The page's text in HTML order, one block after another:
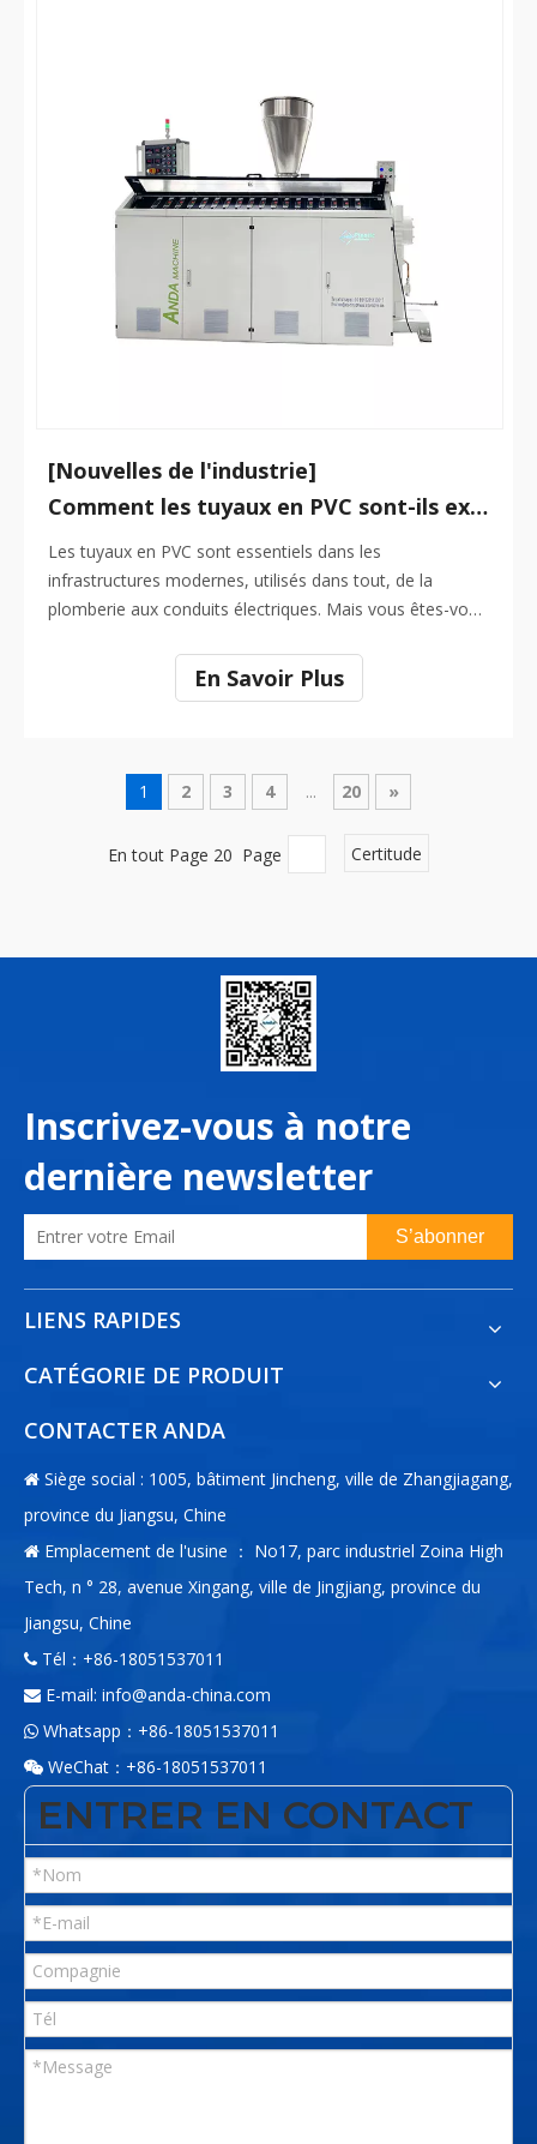
[Nouvelles de l'industrie]
Comment les tuyaux en PVC sont-ils extrudés ?
Les tuyaux en PVC sont essentiels dans les
infrastructures modernes, utilisés dans tout, de la
plomberie aux conduits électriques. Mais vous êtes-vous
processus de production des tuyaux en PVC, appelé
extrusion, est la clé de leur durabilité et de leur
processus garantit des produits cohérents et de haute
qualité. Vous comprendrez mieux pourquoi l’extrusion
est cruciale pour produire des tuyaux en PVC fiables et
durables.
En Savoir Plus
1 2 3 4 ... 20 »
En tout Page 20 Page Certitude
Inscrivez-vous à notre
dernière newsletter
S’abonner
LIENS RAPIDES
CATÉGORIE DE PRODUIT
CONTACTER ANDA
 Siège social : 1005, bâtiment Jincheng, ville de Zhangjiagang,
province du Jiangsu, Chine
 Emplacement de l'usine ： No17, parc industriel Zoina High
Tech, n ° 28, avenue Xingang, ville de Jingjiang, province du
Jiangsu, Chine
 Tél：+86-18051537011
 E-mail: info@anda-china.com
 Whatsapp：+86-18051537011
 WeChat：+86-18051537011
ENTRER EN CONTACT